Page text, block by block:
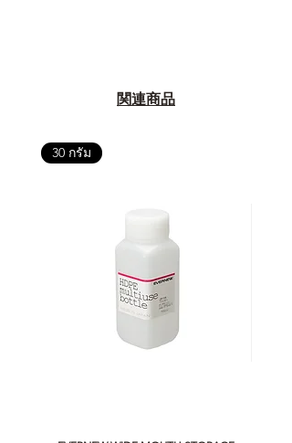
関連商品
30 กรัม